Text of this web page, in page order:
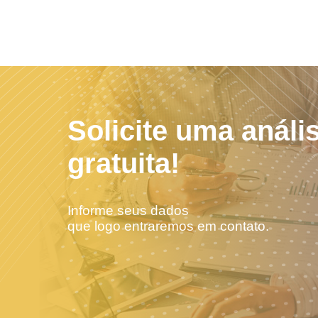
Solicite uma
gratuita!
Informe seus dados
que logo entraremos em contato.